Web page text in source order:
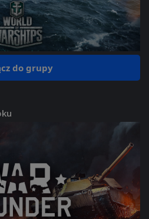
do grupy